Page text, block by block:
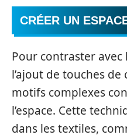
CRÉER UN
Pour contraster
l’ajout de touches
motifs complexes
l’espace. Cette
dans les textiles,